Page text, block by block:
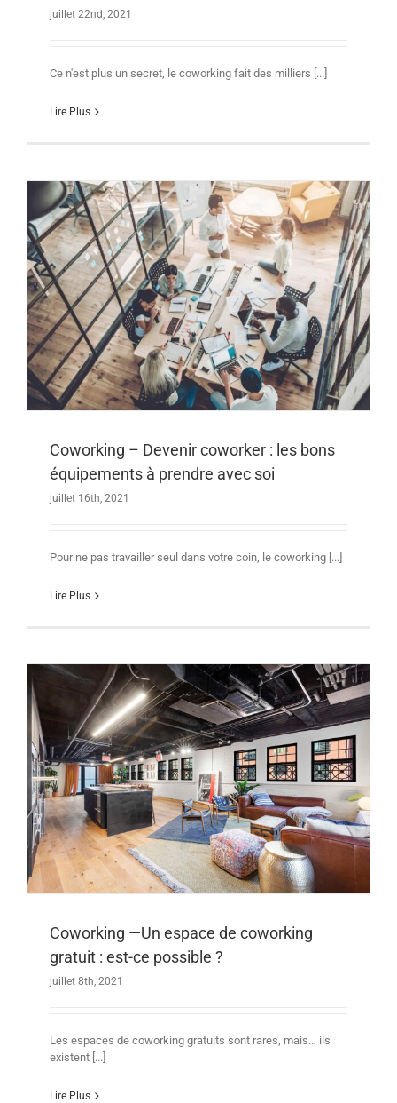
juillet 22nd, 2021
Ce n'est plus un secret, le coworking fait des milliers [...]
Lire Plus
Coworking – Devenir coworker : les bons
équipements à prendre avec soi
juillet 16th, 2021
Pour ne pas travailler seul dans votre coin, le coworking [...]
Lire Plus
Coworking —Un espace de coworking
gratuit : est-ce possible ?
juillet 8th, 2021
Les espaces de coworking gratuits sont rares, mais… ils
existent [...]
Lire Plus